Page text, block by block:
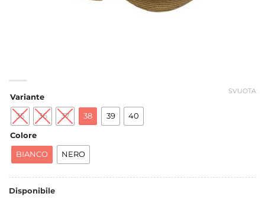
Variante
35 36 37 38 39 40
Colore
BIANCO NERO
SVUOTA
Disponibile